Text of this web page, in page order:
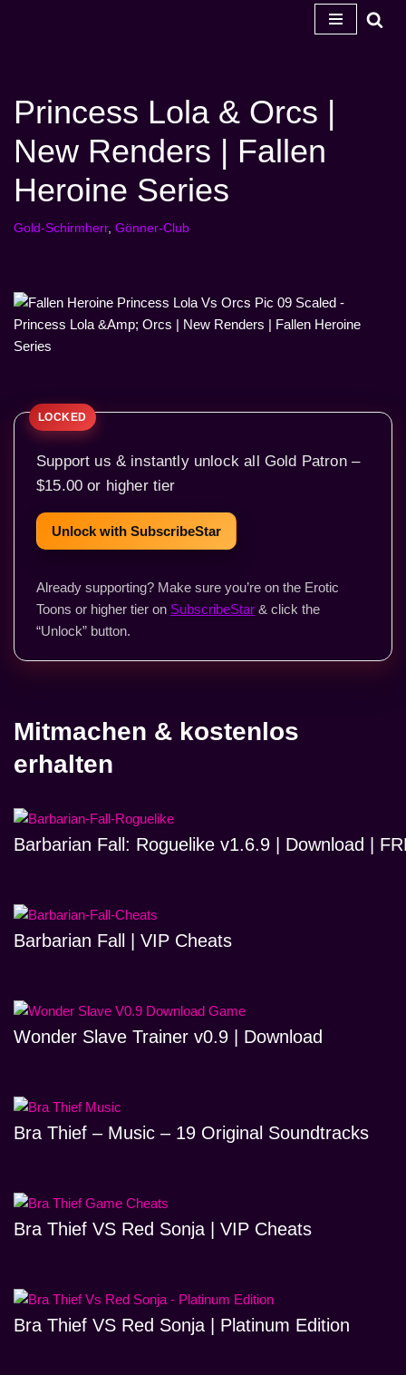
Princess Lola & Orcs |
New Renders | Fallen
Heroine Series
Gold-Schirmherr, Gönner-Club
Support us & instantly unlock all Gold Patron –
$15.00 or higher tier
Unlock with SubscribeStar
Already supporting? Make sure you’re on the Erotic
Toons or higher tier on SubscribeStar & click the
“Unlock” button.
Mitmachen & kostenlos
erhalten
Barbarian Fall: Roguelike v1.6.9 | Download |
Barbarian Fall | VIP Cheats
Wonder Slave Trainer v0.9 | Download
Bra Thief – Music – 19 Original Soundtracks
Bra Thief VS Red Sonja | VIP Cheats
Bra Thief VS Red Sonja | Platinum Edition